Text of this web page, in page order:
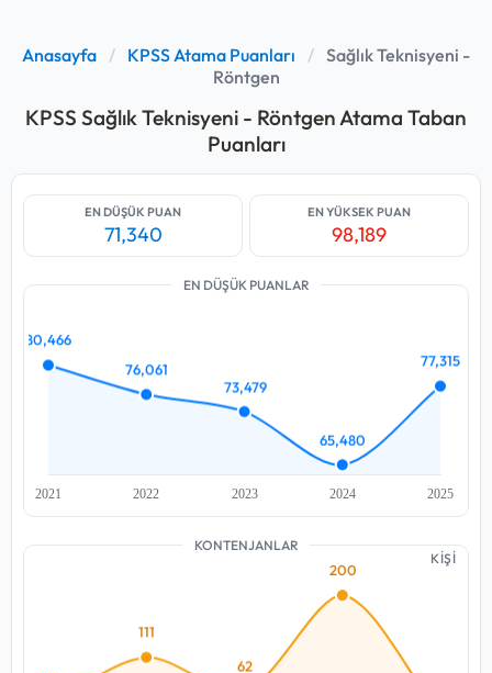
Anasayfa / KPSS Atama Puanları / Sağlık Teknisyeni -
Röntgen
KPSS Sağlık Teknisyeni - Röntgen Atama Taban
Puanları
EN DÜŞÜK PUAN
71,340
EN YÜKSEK PUAN
98,189
EN DÜŞÜK PUANLAR
KONTENJANLAR
KİŞİ